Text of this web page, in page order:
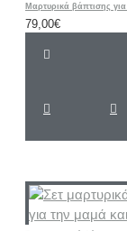
79,00€